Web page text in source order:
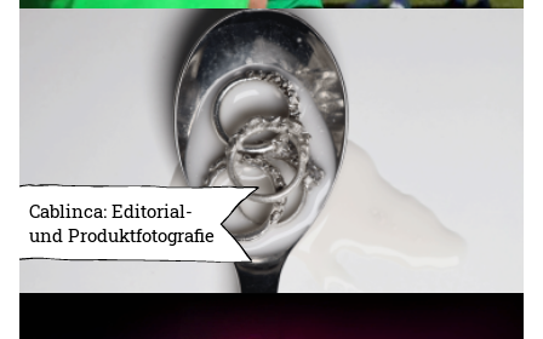
Cablinca: Editorial-
und Produktfotografie